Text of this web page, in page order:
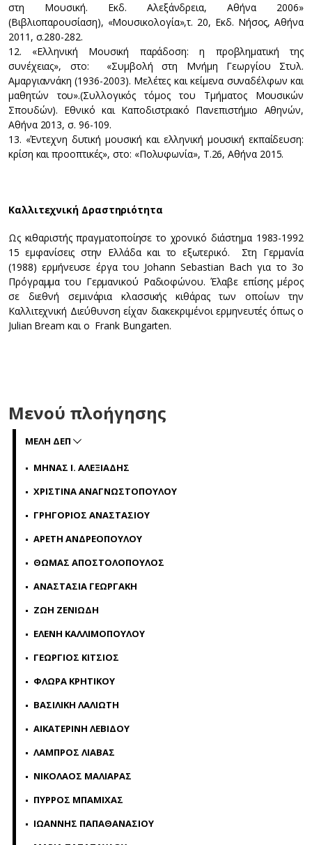
στη Μουσική. Εκδ. Αλεξάνδρεια, Αθήνα 2006»
(Βιβλιοπαρουσίαση), «Μουσικολογία»,τ. 20, Εκδ. Νήσος, Αθήνα
2011, σ.280-282.
12. «Ελληνική Μουσική παράδοση: η προβληματική της
συνέχειας», στο: «Συμβολή στη Μνήμη Γεωργίου Στυλ.
Αμαργιαννάκη (1936-2003). Μελέτες και κείμενα συναδέλφων και
μαθητών του».(Συλλογικός τόμος του Τμήματος Μουσικών
Σπουδών). Εθνικό και Καποδιστριακό Πανεπιστήμιο Αθηνών,
Αθήνα 2013, σ. 96-109.
13. «Έντεχνη δυτική μουσική και ελληνική μουσική εκπαίδευση:
κρίση και προοπτικές», στο: «Πολυφωνία», Τ.26, Αθήνα 2015.
Καλλιτεχνική Δραστηριότητα
Ως κιθαριστής πραγματοποίησε το χρονικό διάστημα 1983-1992
15 εμφανίσεις στην Ελλάδα και το εξωτερικό. Στη Γερμανία
(1988) ερμήνευσε έργα του Johann Sebastian Bach για το 3ο
Πρόγραμμα του Γερμανικού Ραδιοφώνου. Έλαβε επίσης μέρος
σε διεθνή σεμινάρια κλασσικής κιθάρας των οποίων την
Καλλιτεχνική Διεύθυνση είχαν διακεκριμένοι ερμηνευτές όπως ο
Julian Bream και ο Frank Bungarten.
Μενού πλοήγησης
ΜΕΛΗ ΔΕΠ
ΜΗΝΑΣ Ι. ΑΛΕΞΙΑΔΗΣ
ΧΡΙΣΤΙΝΑ ΑΝΑΓΝΩΣΤΟΠΟΥΛΟΥ
ΓΡΗΓΟΡΙΟΣ ΑΝΑΣΤΑΣΙΟΥ
ΑΡΕΤΗ ΑΝΔΡΕΟΠΟΥΛΟΥ
ΘΩΜΑΣ ΑΠΟΣΤΟΛΟΠΟΥΛΟΣ
ΑΝΑΣΤΑΣΙΑ ΓΕΩΡΓΑΚΗ
ΖΩΗ ΖΕΝΙΩΔΗ
ΕΛΕΝΗ ΚΑΛΛΙΜΟΠΟΥΛΟΥ
ΓΕΩΡΓΙΟΣ ΚΙΤΣΙΟΣ
ΦΛΩΡΑ ΚΡΗΤΙΚΟΥ
ΒΑΣΙΛΙΚΗ ΛΑΛΙΩΤΗ
ΑΙΚΑΤΕΡΙΝΗ ΛΕΒΙΔΟΥ
ΛΑΜΠΡΟΣ ΛΙΑΒΑΣ
ΝΙΚΟΛΑΟΣ ΜΑΛΙΑΡΑΣ
ΠΥΡΡΟΣ ΜΠΑΜΙΧΑΣ
ΙΩΑΝΝΗΣ ΠΑΠΑΘΑΝΑΣΙΟΥ